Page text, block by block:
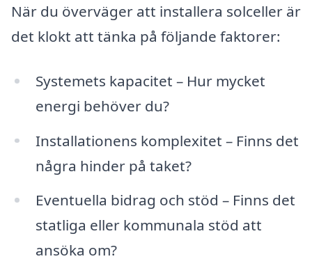
När du överväger att installera solceller är
det klokt att tänka på följande faktorer:
Systemets kapacitet – Hur mycket
energi behöver du?
Installationens komplexitet – Finns det
några hinder på taket?
Eventuella bidrag och stöd – Finns det
statliga eller kommunala stöd att
ansöka om?